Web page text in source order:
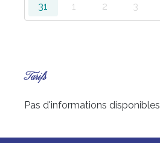
31
1 2 3
Tarifs
Pas d'informations disponibles